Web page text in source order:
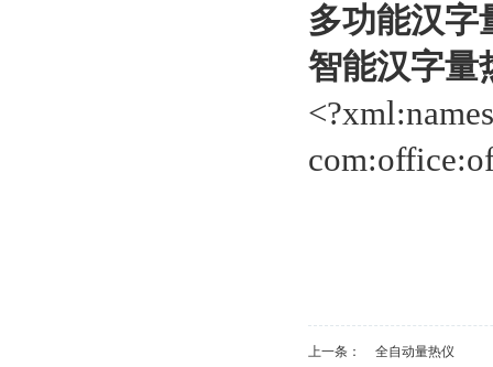
多功能汉字
智能汉字量
上一条：
全自动量热仪